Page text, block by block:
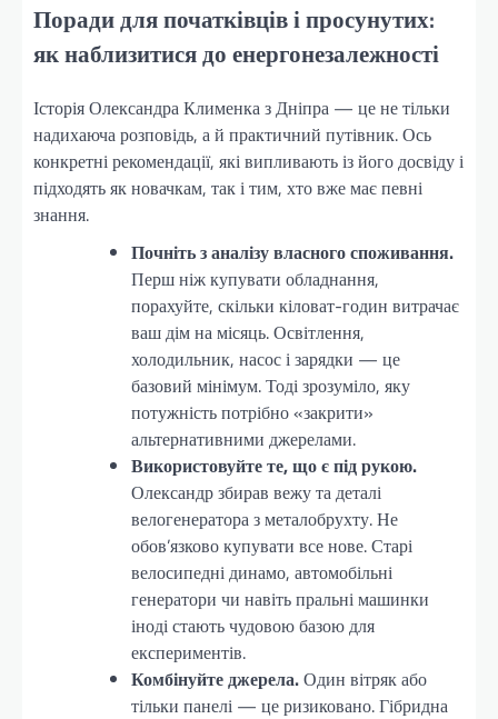
Поради для початківців і просунутих:
як наблизитися до енергонезалежності
Історія Олександра Клименка з Дніпра — це не тільки
надихаюча розповідь, а й практичний путівник. Ось
конкретні рекомендації, які випливають із його досвіду і
підходять як новачкам, так і тим, хто вже має певні
знання.
Почніть з аналізу власного споживання.
Перш ніж купувати обладнання,
порахуйте, скільки кіловат-годин витрачає
ваш дім на місяць. Освітлення,
холодильник, насос і зарядки — це
базовий мінімум. Тоді зрозуміло, яку
потужність потрібно «закрити»
альтернативними джерелами.
Використовуйте те, що є під рукою.
Олександр збирав вежу та деталі
велогенератора з металобрухту. Не
обов’язково купувати все нове. Старі
велосипедні динамо, автомобільні
генератори чи навіть пральні машинки
іноді стають чудовою базою для
експериментів.
Комбінуйте джерела.Один вітряк або
тільки панелі — це ризиковано. Гібридна